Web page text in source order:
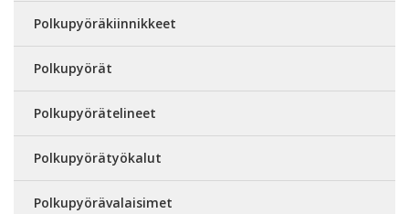
Polkupyöräkiinnikkeet
Polkupyörät
Polkupyörätelineet
Polkupyörätyökalut
Polkupyörävalaisimet